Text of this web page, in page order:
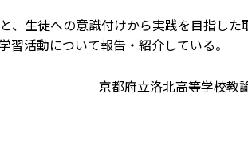
、生徒への意識付けから実践を目指した
活動について報告・紹介している。
京都府立洛北高等学校